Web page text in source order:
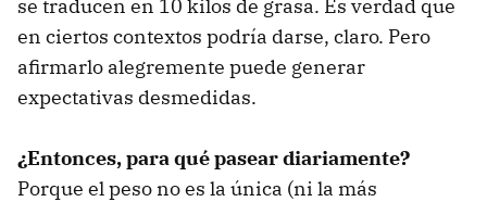
se traducen en 10 kilos de grasa. Es verdad que
en ciertos contextos podría darse, claro. Pero
afirmarlo alegremente puede generar
expectativas desmedidas.
¿Entonces, para qué pasear diariamente?
Porque el peso no es la única (ni la más